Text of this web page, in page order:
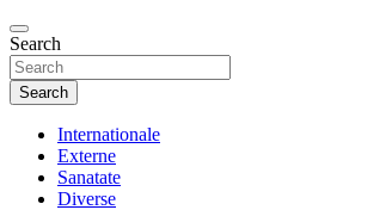
Search
Search
Internationale
Externe
Sanatate
Diverse